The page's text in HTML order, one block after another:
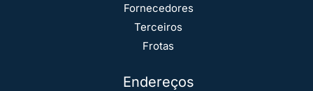
Fornecedores
Terceiros
Frotas
Endereços